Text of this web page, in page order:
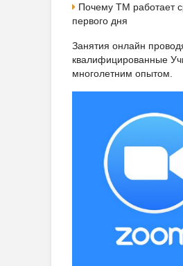
Почему ТМ работает
первого дня
Занятия онлайн
квалифицированные
многолетним опытом.